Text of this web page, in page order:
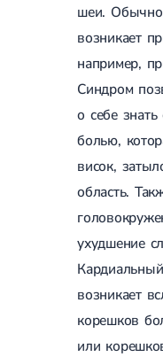
Хронический тиреоидит
Болезнь Иценко-
Киста щитовидной
Метаболический синдром
Надпочечниковая
Физиотерапия
Реабилитация
шеи.
возникает
например,
Синдром
о себе
болью,
висок,
область.
ухудшение
возникает
корешков
или